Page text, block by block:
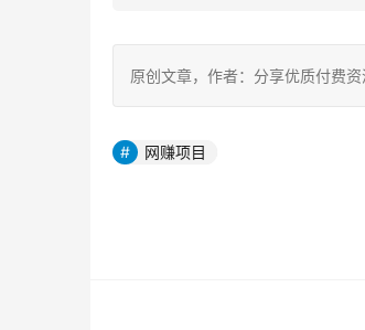
原创文章，作者：分享优质付费
网赚项目